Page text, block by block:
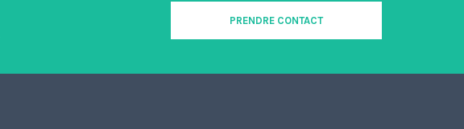
PRENDRE CONTACT